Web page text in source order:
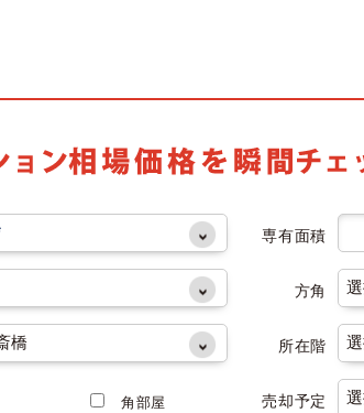
角部屋
専有面積
方角
所在階
売却予定